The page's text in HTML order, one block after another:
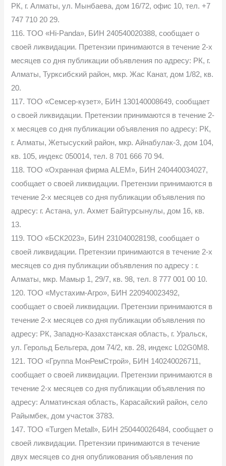
РК, г. Алматы, ул. Мынбаева, дом 16/72, офис 10, тел. +7
747 710 20 29.
116. TOО «Hi-Panda», БИН 240540020388, сообщает о
своей ликвидации. Претензии принимаются в течение 2-х
месяцев со дня публикации объявления по адресу: РК, г.
Алматы, Турксибский район, мкр. Жас Канат, дом 1/82, кв.
20.
117. ТОО «Семсер-күзет», БИН 130140008649, сообщает
о своей ликвидации. Претензии принимаются в течение 2-
х месяцев со дня публикации объявления по адресу: РК,
г. Алматы, Жетысуский район, мкр. Айнабулак-3, дом 104,
кв. 105, индекс 050014, тел. 8 701 666 70 94.
118. ТОО «Охранная фирма ALEM», БИН 240440034027,
сообщает о своей ликвидации. Претензии принимаются в
течение 2-х месяцев со дня публикации объявления по
адресу: г. Астана, ул. Ахмет Байтурсынулы, дом 16, кв.
13.
119. ТОО «БСК2023», БИН 231040028198, сообщает о
своей ликвидации. Претензии принимаются в течение 2-х
месяцев со дня публикации объявления по адресу : г.
Алматы, мкр. Мамыр 1, 29/7, кв. 98, тел. 8 777 001 00 10.
120. ТОО «Мустахим-Агро», БИН 220940023492,
сообщает о своей ликвидации. Претензии принимаются в
течение 2-х месяцев со дня публикации объявления по
адресу: РК, Западно-Казахстанская область, г. Уральск,
ул. Герольд Бельгера, дом 74/2, кв. 28, индекс L02G0M8.
121. ТОО «Группа МонРемСтрой», БИН 140240026711,
сообщает о своей ликвидации. Претензии принимаются в
течение 2-х месяцев со дня публикации объявления по
адресу: Алматинская область, Карасайский район, село
Райымбек, дом участок 3783.
147. ТОО «Turgen Metall», БИН 250440026484, сообщает о
своей ликвидации. Претензии принимаются в течение
двух месяцев со дня опубликования объявления по